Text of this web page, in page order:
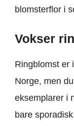
blomsterflor i
Vokser
Ringblomst er
Norge, men
eksemplarer i
bare